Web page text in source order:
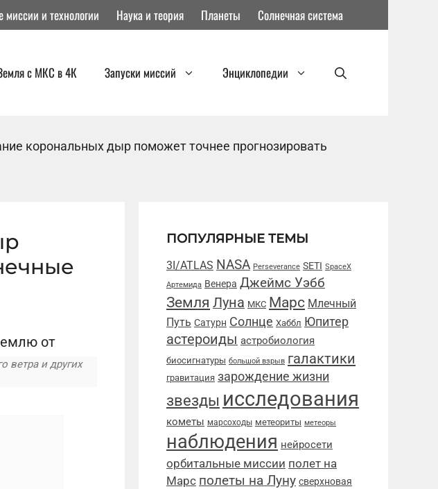
миссии и технологии Наука и теория Планеты Солнечная система
с МКС в 4К Запуски миссий Энциклопедии
корональных дыр поможет точнее прогнозировать
ветра и других
ПОПУЛЯРНЫЕ ТЕМЫ
3I/ATLAS NASA Perseverance SETI SpaceX
Артемида Венера Джеймс Уэбб
Земля Луна МКС Марс Млечный
Путь Сатурн Солнце Хаббл Юпитер
астероиды астробиология
биосигнатуры большой взрыв галактики
гравитация зарождение жизни
звезды исследования
кометы марсоходы метеориты метеоры
наблюдения нейросети
орбитальные миссии полет на
Марс полеты на Луну сверхновая